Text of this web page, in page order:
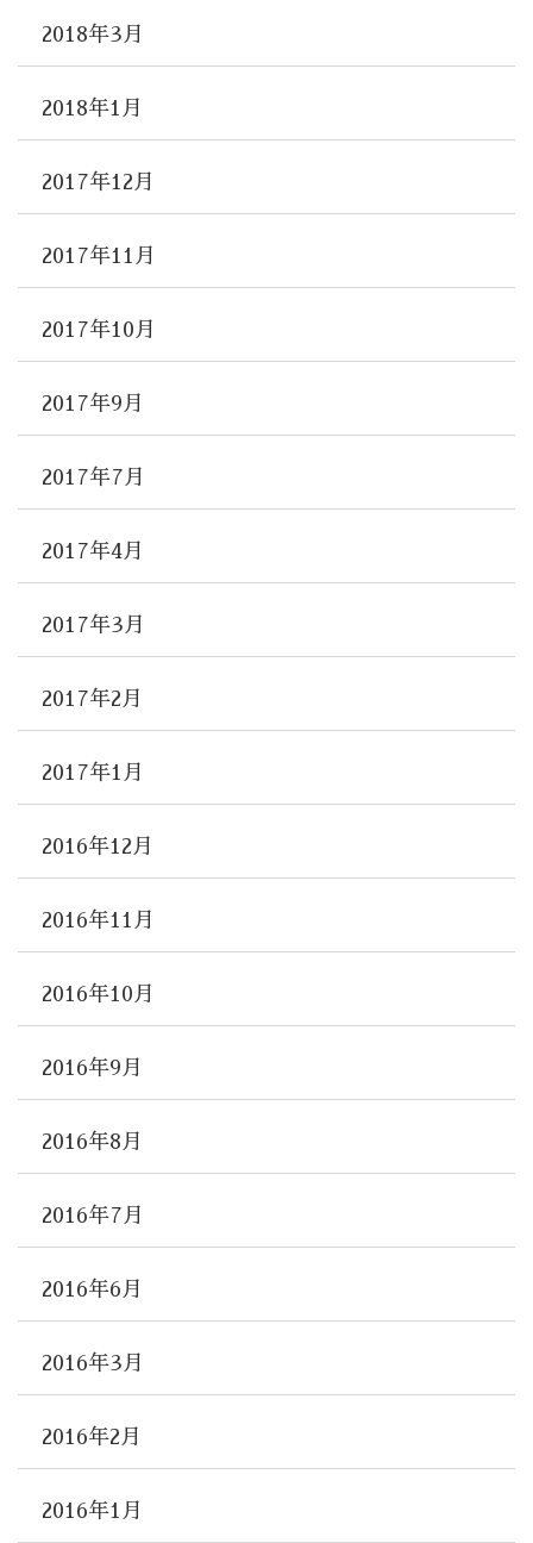
2018年3月
2018年1月
2017年12月
2017年11月
2017年10月
2017年9月
2017年7月
2017年4月
2017年3月
2017年2月
2017年1月
2016年12月
2016年11月
2016年10月
2016年9月
2016年8月
2016年7月
2016年6月
2016年3月
2016年2月
2016年1月